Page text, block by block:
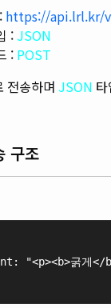
https://api.lrl.kr/
: JSON
: POST
전송하며 JSON
구조
굵게</